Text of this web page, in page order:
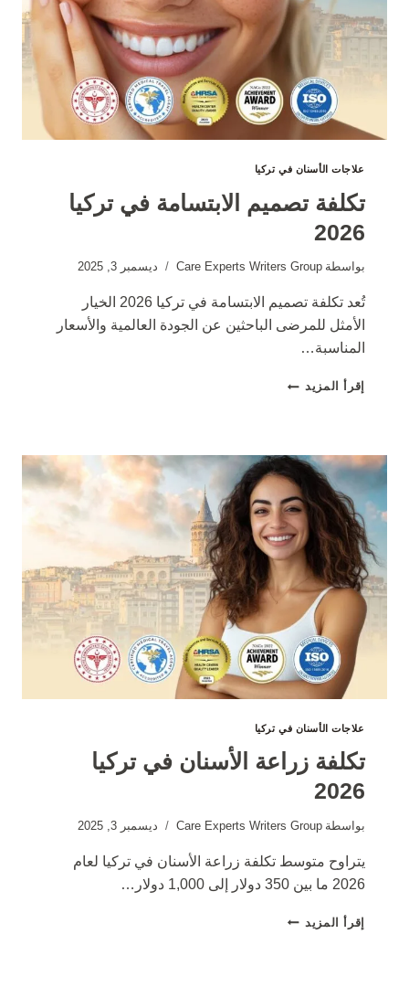
علاجات الأسنان في تركيا
تكلفة تصميم الابتسامة في تركيا
2026
بواسطة Care Experts Writers Group ديسمبر 3, 2025
تُعد تكلفة تصميم الابتسامة في تركيا 2026 الخيار
الأمثل للمرضى الباحثين عن الجودة العالمية والأسعار
المناسبة…
إقرأ المزيد تكلفة
تركيا
2026
علاجات الأسنان في تركيا
تكلفة زراعة الأسنان في تركيا
2026
بواسطة Care Experts Writers Group ديسمبر 3, 2025
يتراوح متوسط تكلفة زراعة الأسنان في تركيا لعام
2026 ما بين 350 دولار إلى 1,000 دولار…
إقرأ المزيد تكلفة